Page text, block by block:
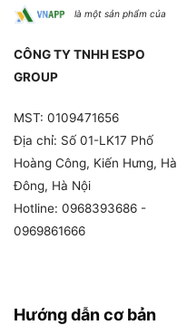
là một sản phẩm của
CÔNG TY TNHH ESPO
GROUP
MST: 0109471656
Địa chỉ: Số 01-LK17 Phố
Hoàng Công, Kiến Hưng, Hà
Đông, Hà Nội
Hotline: 0968393686 -
0969861666
Hướng dẫn cơ bản